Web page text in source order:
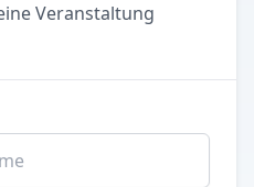
Veranstaltung